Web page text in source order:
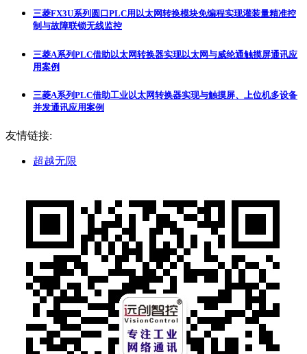
三菱FX3U系列圆口PLC用以太网转换模块免编程实现灌装量精准控
制与故障联锁无线监控
三菱A系列PLC借助以太网转换器实现以太网与威纶通触摸屏通讯应
用案例
三菱A系列PLC借助工业以太网转换器实现与触摸屏、上位机多设备
并发通讯应用案例
友情链接:
超越无限